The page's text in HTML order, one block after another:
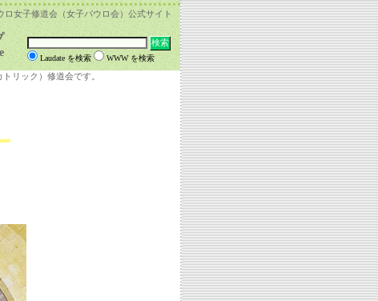
ロ女子修道会（女子パウロ会）公式サイト
Laudate を検索 WWW を検索
リック）修道会です。